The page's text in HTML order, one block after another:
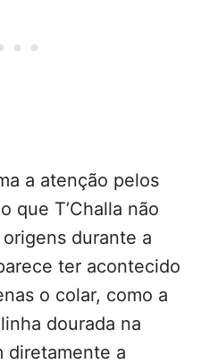
a atenção pelos
que T’Challa não
durante a
ter acontecido
o colar, como a
dourada na
diretamente a